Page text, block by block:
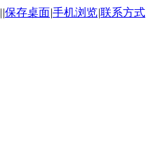
||保存桌面|手机浏览|联系方式